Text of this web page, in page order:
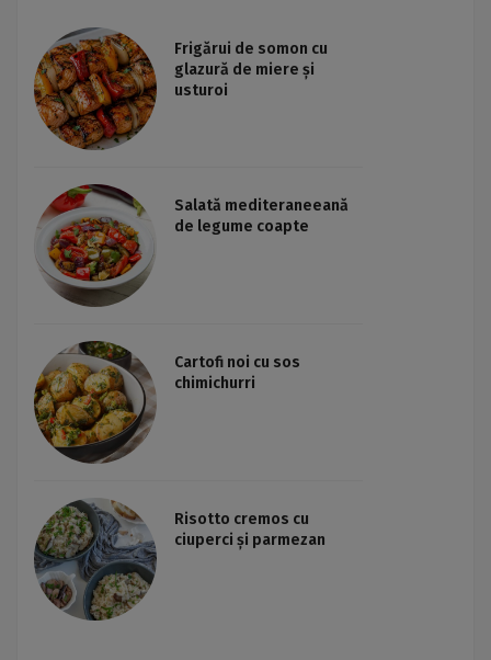
Frigărui de somon cu
glazură de miere și
usturoi
Salată mediteraneeană
de legume coapte
Cartofi noi cu sos
chimichurri
Risotto cremos cu
ciuperci și parmezan